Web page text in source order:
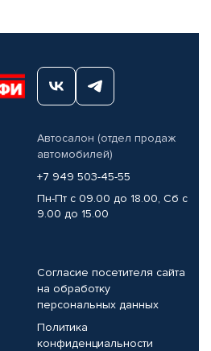
Автосалон (отдел продаж
автомобилей)
+7 949 503-45-55
Пн-Пт с 09.00 до 18.00, Сб с
9.00 до 15.00
Согласие посетителя сайта
на обработку
персональных данных
Политика
конфиденциальности